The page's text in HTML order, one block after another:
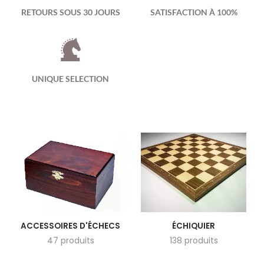
RETOURS SOUS 30 JOURS SATISFACTION À 100%
UNIQUE SELECTION
ACCESSOIRES D'ÉCHECS
47 produits
ÉCHIQUIER
138 produits